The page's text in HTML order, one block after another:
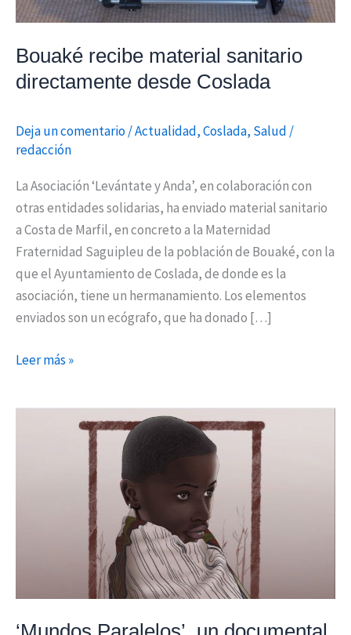
Bouaké recibe material sanitario
directamente desde Coslada
Deja un comentario/Actualidad,Coslada, Salud /
redacción
La Asociación ‘Levántate y Anda’, en colaboración con
otras entidades solidarias, ha enviado material sanitario
a Costa de Marfil, en concreto a la Maternidad
Fraternidad Saguipleu de la población de Bouaké, con la
que el Ayuntamiento de Coslada, de donde es la
asociación, tiene un hermanamiento. Los elementos
enviados son un ecógrafo, que ha donado […]
Leer más »